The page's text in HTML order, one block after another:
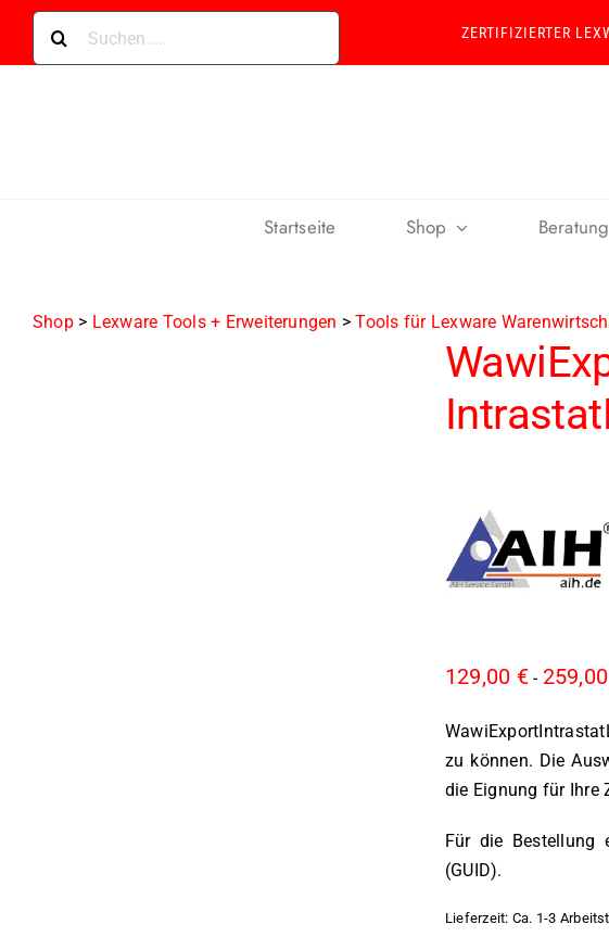
Skip
content
nach:
ZERTIFIZIERTER
Startseite Shop
Shop> Lexware Tools + Erweiterungen >Tools für Lexware
129,00 €- 259,00
zu können. Die
die Eignung für Ihre
Für die Bestellung
(GUID).
Lieferzeit: Ca. 1-3